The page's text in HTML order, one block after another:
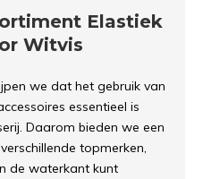
Elastiek
Witvis
we dat het gebruik van
essentieel is
Daarom bieden we een
topmerken,
de waterkant kunt